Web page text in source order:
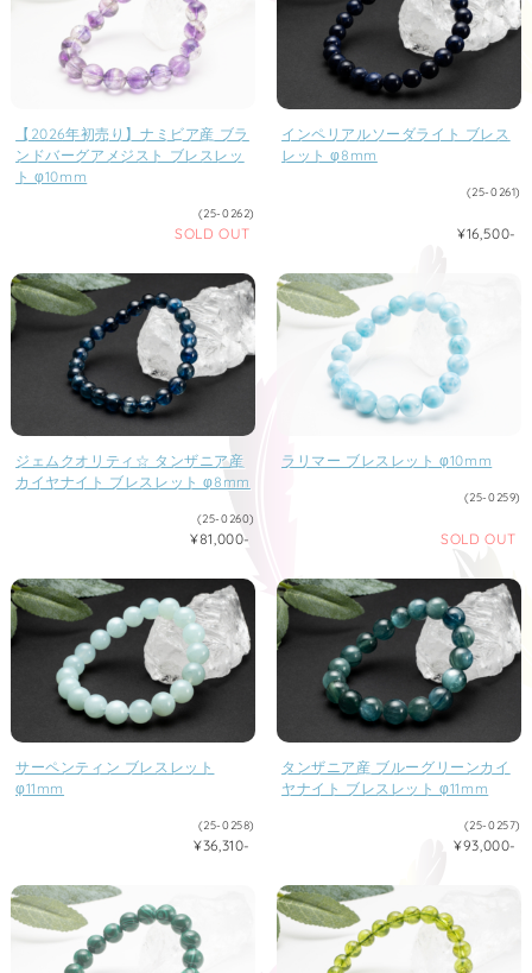
【2026年初売り】ナミビア産 ブラ
ンドバーグアメジスト ブレスレッ
ト φ10mm
(25-0262)
SOLD OUT
インペリアルソーダライト ブレス
レット φ8mm
(25-0261)
¥16,500-
ジェムクオリティ☆ タンザニア産
カイヤナイト ブレスレット φ8mm
(25-0260)
¥81,000-
ラリマー ブレスレット φ10mm
(25-0259)
SOLD OUT
サーペンティン ブレスレット
φ11mm
(25-0258)
¥36,310-
タンザニア産 ブルーグリーンカイ
ヤナイト ブレスレット φ11mm
(25-0257)
¥93,000-